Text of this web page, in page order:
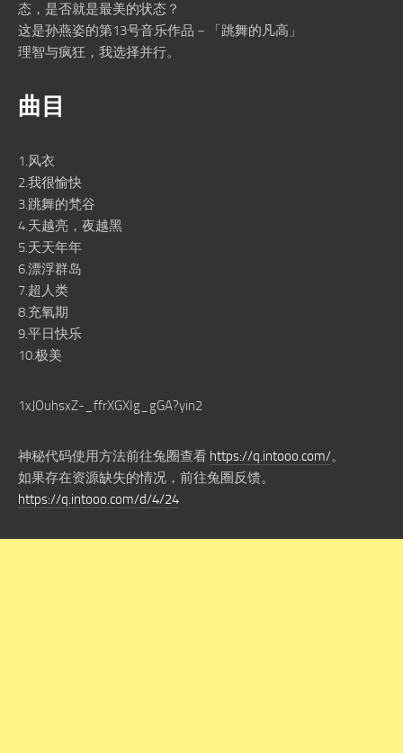
态，是否就是最美的状态？
这是孙燕姿的第13号音乐作品－「跳舞的凡高」
理智与疯狂，我选择并行。
曲目
1.风衣
2.我很愉快
3.跳舞的梵谷
4.天越亮，夜越黑
5.天天年年
6.漂浮群岛
7.超人类
8.充氧期
9.平日快乐
10.极美
1xJOuhsxZ-_ffrXGXIg_gGA?yin2
神秘代码使用方法前往兔圈查看 https://q.intooo.com/。
如果存在资源缺失的情况，前往兔圈反馈。
https://q.intooo.com/d/4/24